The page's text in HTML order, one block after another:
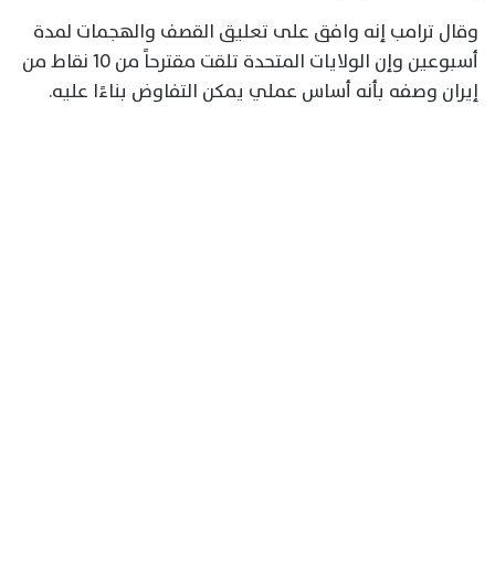
وقال ترامب إنه وافق على تعليق القصف والهجمات لمدة
أسبوعين وإن الولايات المتحدة تلقت مقترحاً من 10 نقاط من
إيران وصفه بأنه أساس عملي يمكن التفاوض بناءًا عليه.